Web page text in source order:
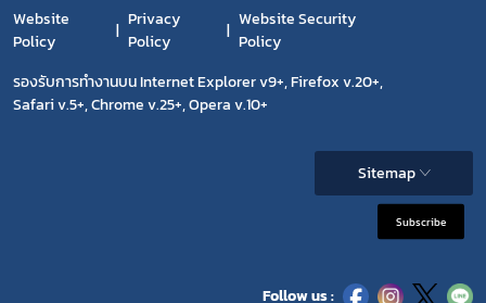
Website
Policy
Privacy
Policy
Website Security
Policy
รองรับการทำงานบน Internet Explorer v9+, Firefox v.20+,
Safari v.5+, Chrome v.25+, Opera v.10+
Sitemap
Subscribe
Follow us :